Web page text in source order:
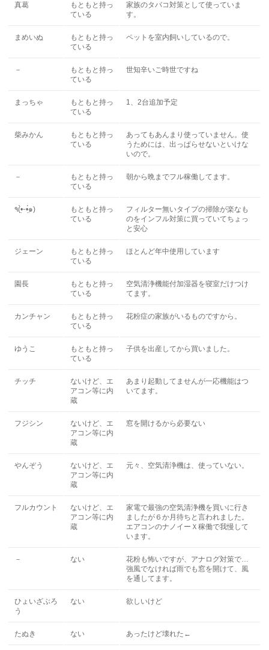
真葛
もともと持っ
ている
家族のタバコ対策として使っていま
す。
まめいぬ
もともと持っ
ている
ペットを室内飼いしているので。
－
もともと持っ
ている
世知辛いご時世ですね
まっちゃ
もともと持っ
ている
1、2台追加予定
柴みかん
もともと持っ
ている
あってもあんまり使っていません。使
うためには、出っぱらせないといけな
いので。
－
もともと持っ
ている
朝から晩までフル稼働してます。
٩(•̤̀ᵕ•̤́๑)
もともと持っ
ている
フィルター無いタイプの掃除が楽なも
のをインフル対策に買っていてちょっ
と安心
ジェーン
もともと持っ
ている
ほとんど年中使用しています
園長
もともと持っ
ている
空気清浄機能付加湿器を寝室だけつけ
てます。
カンチャン
もともと持っ
ている
花粉症の家族がいるものですから。
ゆうこ
もともと持っ
ている
子供を出産してから買いました。
チッチ
ないけど、エ
アコン等に内
蔵
あまり起動してませんが一応機能はつ
いてます。
フジシン
ないけど、エ
アコン等に内
蔵
窓を開けるから必要ない
やんぞう
ないけど、エ
アコン等に内
蔵
元々、空気清浄機は、使っていない。
フルカウント
ないけど、エ
アコン等に内
蔵
家電で最強の空気清浄機を買いに行き
ましたが６か月待ちと言われました。
エアコンのナノイーＸ稼働で我慢して
います。
－ ない
花粉も怖いですが、アナログ対策で…
強風でなければ雨でも窓を開けて、風
を通してます。
ひょいざぶろ
う
ない 欲しいけど
たぬき ない あったけど壊れた←